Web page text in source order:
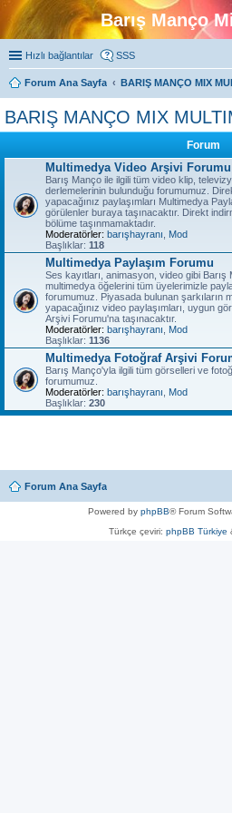
Barış Manço
Hızlı bağlantılar SSS
Forum Ana Sayfa
BARIŞ MANÇO MIX
BARIŞ MANÇO MIX
Forum
Multimedya Video Arşivi Forumu
Barış Manço ile ilgili tüm video klip,
derlemelerinin bulunduğu forumumuz.
yapacağınız paylaşımları Multimedya
görülenler buraya taşınacaktır. Direkt
bölüme taşınmamaktadır.
Moderatörler: barışhayranı
Mod
Başlıklar: 118
Multimedya Paylaşım Forumu
Ses kayıtları, animasyon, video gibi
multimedya öğelerini tüm üyelerimizle
forumumuz. Piyasada bulunan şarkıların
yapacağınız video paylaşımları, uygun
Arşivi Forumu'na taşınacaktır.
Moderatörler: barışhayranı
Mod
Başlıklar: 1136
Multimedya Fotoğraf Arşivi
Barış Manço'yla ilgili tüm görselleri ve
forumumuz.
Moderatörler: barışhayranı
Mod
Başlıklar: 230
Forum Ana Sayfa
Powered by phpBB® Forum
Türkçe çeviri: phpBB Türkiye